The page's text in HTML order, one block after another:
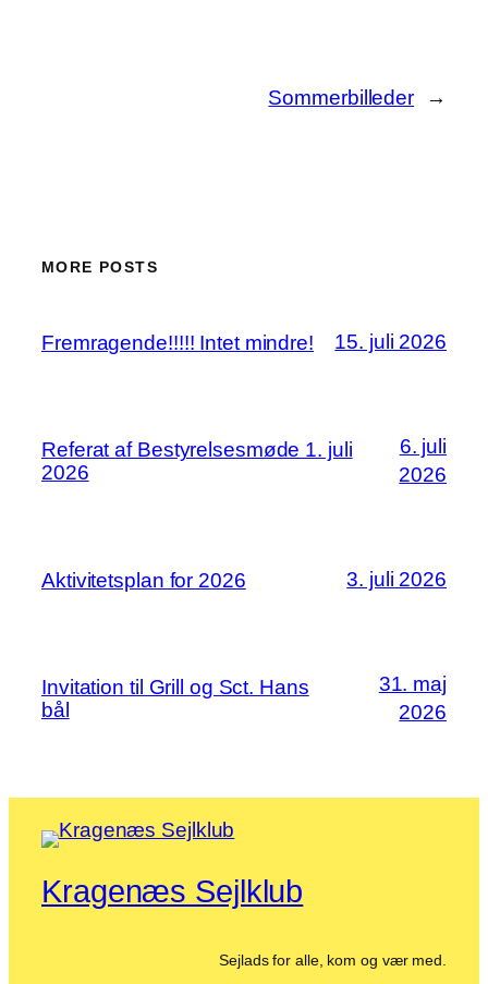
Sommerbilleder →
MORE POSTS
Fremragende!!!!! Intet mindre! 15. juli 2026
Referat af Bestyrelsesmøde 1. juli
2026
6. juli
2026
Aktivitetsplan for 2026 3. juli 2026
Invitation til Grill og Sct. Hans
bål
31. maj
2026
Kragenæs Sejlklub
Sejlads for alle, kom og vær med.